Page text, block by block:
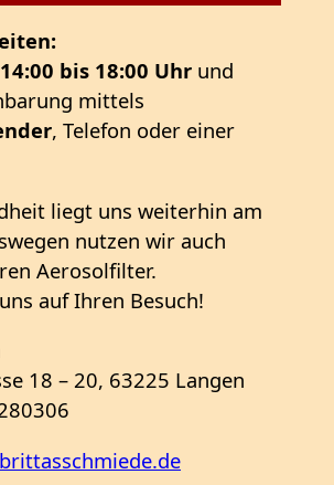
bis 18:00 Uhr und
mittels
, Telefon oder einer
liegt uns weiterhin am
nutzen wir auch
Aerosolfilter.
auf Ihren Besuch!
18 – 20, 63225 Langen